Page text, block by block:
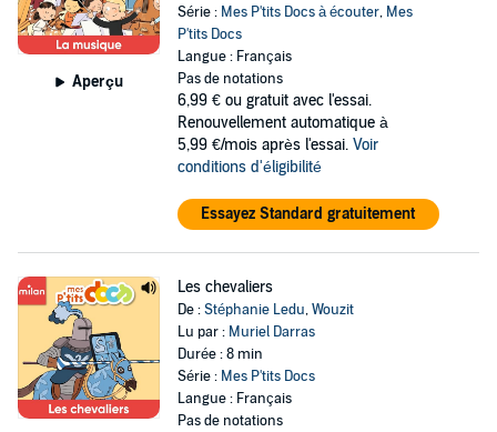
Aperçu
Série : Mes P'tits Docs à écouter, Mes
P'tits Docs
Langue : Français
Pas de notations
6,99 € ou gratuit avec l'essai.
Renouvellement automatique à
5,99 €/mois après l'essai. Voir
conditions d'éligibilité
Essayez Standard gratuitement
Les chevaliers
De :Stéphanie Ledu,Wouzit
Lu par : Muriel Darras
Durée : 8 min
Série : Mes P'tits Docs
Langue : Français
Pas de notations